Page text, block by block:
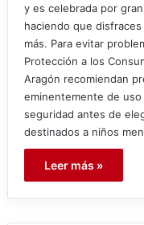
y es celebrada por
haciendo que
más. Para evitar
Protección a los
Aragón recomiendan
eminentemente de
seguridad antes de
destinados a niños
Leer más »